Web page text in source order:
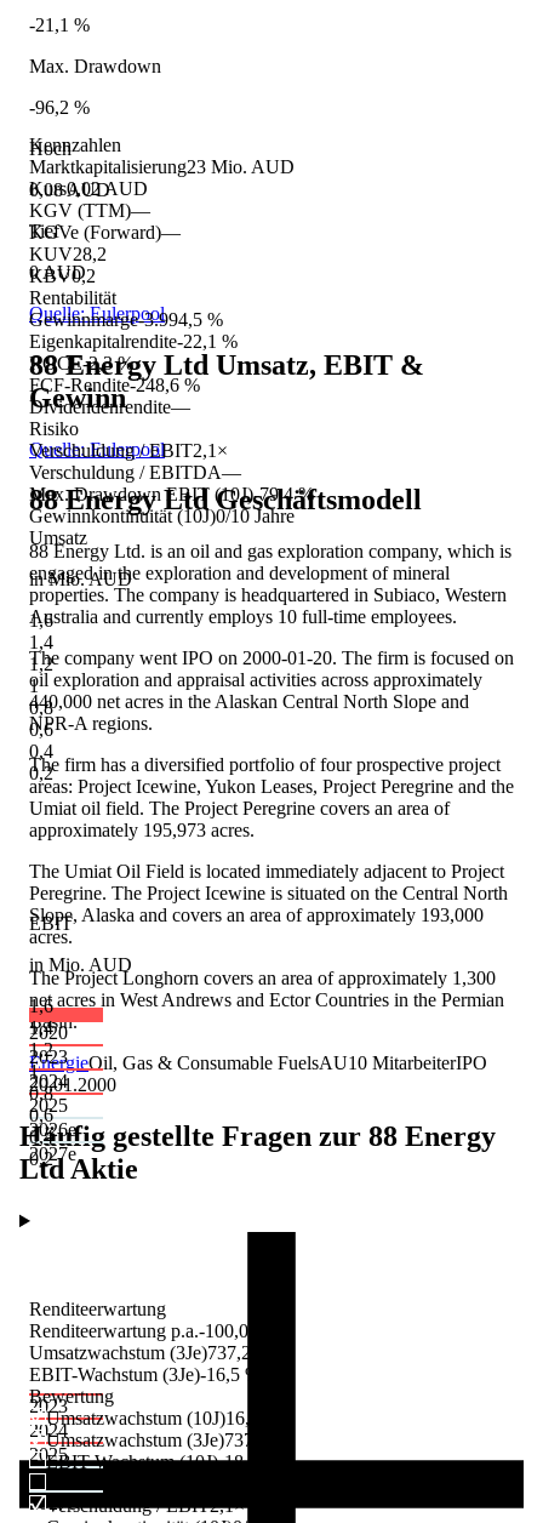
Kennzahlen
Marktkapitalisierung23 Mio. AUD
Kurs0,02 AUD
KGV (TTM)—
KGVe (Forward)—
KUV28,2
KBV0,2
Rentabilität
Gewinnmarge-3.994,5 %
Eigenkapitalrendite-22,1 %
ROCE-2,3 %
FCF-Rendite-248,6 %
Dividendenrendite—
Risiko
Verschuldung / EBIT2,1×
Verschuldung / EBITDA—
Max. Drawdown EBIT (10J)-79,4 %
Gewinnkontinuität (10J)0/10 Jahre
Umsatz
in Mio. AUD
1,6
1,4
1,2
1
0,8
0,6
0,4
0,2
2020
2023
2024
2025
2026e
2027e
EBIT
in Mio. AUD
1,6
1,4
1,2
1
0,8
0,6
0,4
0,2
2023
2024
2025
2026
2027e
Renditeerwartung
Renditeerwartung p.a.-100,0 %
Umsatzwachstum (3Je)737,2 %
EBIT-Wachstum (3Je)-16,5 %
Bewertung
Umsatzwachstum (10J)16,7 %
Umsatzwachstum (3Je)737,2 %
EBIT-Wachstum (10J)-18,7 %
Verschuldung / EBIT2,1×
-21,1 %
Max. Drawdown
-96,2 %
Hoch
0,08 AUD
Tief
0 AUD
Quelle: Eulerpool
88 Energy Ltd Umsatz, EBIT &
Gewinn
Quelle: Eulerpool
88 Energy LtdGeschäftsmodell
88 Energy Ltd. is an oil and gas exploration company, which is
engaged in the exploration and development of mineral
properties. The company is headquartered in Subiaco, Western
Australia and currently employs 10 full-time employees.
The company went IPO on 2000-01-20. The firm is focused on
oil exploration and appraisal activities across approximately
440,000 net acres in the Alaskan Central North Slope and
NPR-A regions.
The firm has a diversified portfolio of four prospective project
areas: Project Icewine, Yukon Leases, Project Peregrine and the
Umiat oil field. The Project Peregrine covers an area of
approximately 195,973 acres.
The Umiat Oil Field is located immediately adjacent to Project
Peregrine. The Project Icewine is situated on the Central North
Slope, Alaska and covers an area of approximately 193,000
acres.
The Project Longhorn covers an area of approximately 1,300
net acres in West Andrews and Ector Countries in the Permian
Basin.
EnergieOil, Gas & Consumable FuelsAU10 MitarbeiterIPO
20.01.2000
Häufig gestellte Fragen zur 88 Energy
LtdAktie